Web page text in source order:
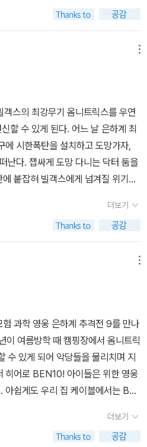
이들 눈높이에 맞춘 하나하나의 유
주에 대한 신비로운 사실들을 많이
하였다. 멋진 과학영웅 벤, 과연 아
하였다.
, 빅뱅 우주 이야기등 좀 더 넓은 확
게 조화를 이루고 있어 일석 이조의
개정 교과서의 내용을 충분히 반영
엄마들의 사랑을 받는 워크북 역
같다그래서일까 우리 딸들은 과학
다. 나 역시도 다음 이야기가 너무나
만점의 학습만화 입니다. 시리즈
전인 지구를 구하기 위한 슈퍼영웅
이지 까지 눈을 떼지 못하게 만들며
면서 아이들이 궁금해 하는 별은 어
지와 우리가 살고 있는 은하는 어떻
태양이 지구를 한바뀌 도는데 1년이
퀴 도는데 무려 84년이나 걸린다는
생의 비밀을 쉽고 재미있게 알려 줍
해결 능력을 향상시킬 수 있도록
크북은 개정 과학 교과서를 반영한
내용을 학습할 수 있게 해주며 아
사고 능력을 확실하게 키워 줍니다.
이 포함되어 있다는 점에 있습니
하는 학생들에게 강력 추천합니다.
스의 최강무기 옴니트릭스를 우연
할 수 있게 된다. 어느 날 은하계 최
에 시한폭탄을 설치하고 도망가자,
난다. 잽싸게 도망 다니는 닥터 둠을
붙잡혀 빌객스에게 넘겨질 위기에
해 산산조각이 나고 만다. ~~~~~~
한 소년. 여름방학 때 캠핑장에서
변신할 수 있게 되어, 슈퍼히어로
로 똑똑하고 야무진 여자아이. 우
사용한다. 3. 맥스 할아버지- 벤과
록 돌보고 조언해주는 자상한 할아
요원. 행성 파괴범인 닥터 둠을 쫓
폴라 우주해적단의 두목. 거대한 우
과 승객들의 재물을 빼앗는다. 6. 닥
파괴하는 은하계 최악의 범죄자. ~
학의 출발- '우주는 어떻게 생성되
슨 일이 일어날까?' 과학적 상상력
더보기
과학 영웅 은하계 추격전 9를 만나
여름방학 때 캠핑장에서 옴니트릭
수 있게 되어 악당들을 물리치며 지
히어로 BEN10! 아이들은 위한 영웅
아쉽게도 우리 집 케이블에서는 BE
웅으로 먼저 만나보았는데요.부록
만점이었답니다. 책도 중요하지만
더보기